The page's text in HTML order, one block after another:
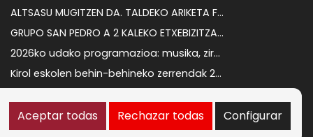
ALTSASU MUGITZEN DA. TALDEKO ARIKETA FISIKOA 2026-2027 IKASTURTEA
GRUPO SAN PEDRO A 2 KALEKO ETXEBIZITZAREN ENKANTEA
2026ko udako programazioa: musika, zirkua eta kultura kalean gozatzeko
Kirol eskolen behin-behineko zerrendak 2026-2027
segurtasun-politika
Aceptar todas Rechazar todas Configurar